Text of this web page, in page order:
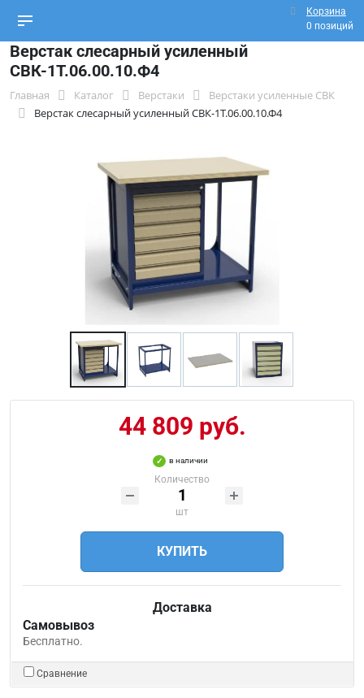
Корзина
0 позиций
Верстак слесарный усиленный
СВК-1Т.06.00.10.Ф4
Главная Каталог Верстаки
Верстаки усиленные СВК
Верстак слесарный усиленный СВК-1Т.06.00.10.Ф4
44 809 руб.
в наличии
Количество
шт
КУПИТЬ
Доставка
Самовывоз
Бесплатно.
Сравнение